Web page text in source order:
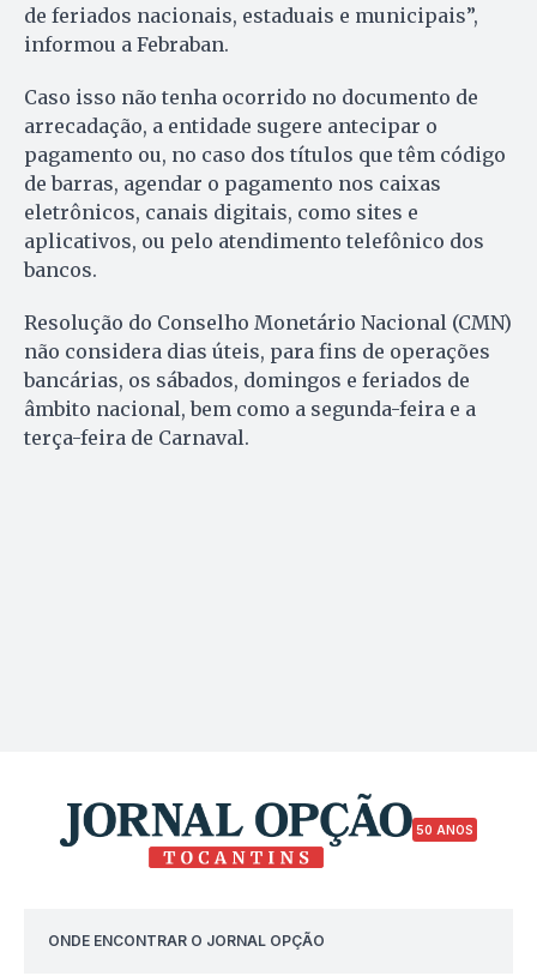
de feriados nacionais, estaduais e municipais”,
informou a Febraban.
Caso isso não tenha ocorrido no documento de
arrecadação, a entidade sugere antecipar o
pagamento ou, no caso dos títulos que têm código
de barras, agendar o pagamento nos caixas
eletrônicos, canais digitais, como sites e
aplicativos, ou pelo atendimento telefônico dos
bancos.
Resolução do Conselho Monetário Nacional (CMN)
não considera dias úteis, para fins de operações
bancárias, os sábados, domingos e feriados de
âmbito nacional, bem como a segunda-feira e a
terça-feira de Carnaval.
50 ANOS
ONDE ENCONTRAR O JORNAL OPÇÃO